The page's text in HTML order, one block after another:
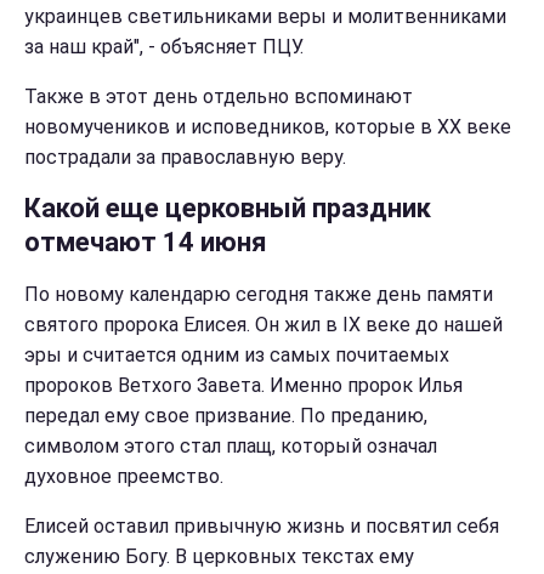
украинцев светильниками веры и молитвенниками
за наш край", - объясняет ПЦУ.
Также в этот день отдельно вспоминают
новомучеников и исповедников, которые в XX веке
пострадали за православную веру.
Какой еще церковный праздник
отмечают 14 июня
По новому календарю сегодня также день памяти
святого пророка Елисея. Он жил в IX веке до нашей
эры и считается одним из самых почитаемых
пророков Ветхого Завета. Именно пророк Илья
передал ему свое призвание. По преданию,
символом этого стал плащ, который означал
духовное преемство.
Елисей оставил привычную жизнь и посвятил себя
служению Богу. В церковных текстах ему